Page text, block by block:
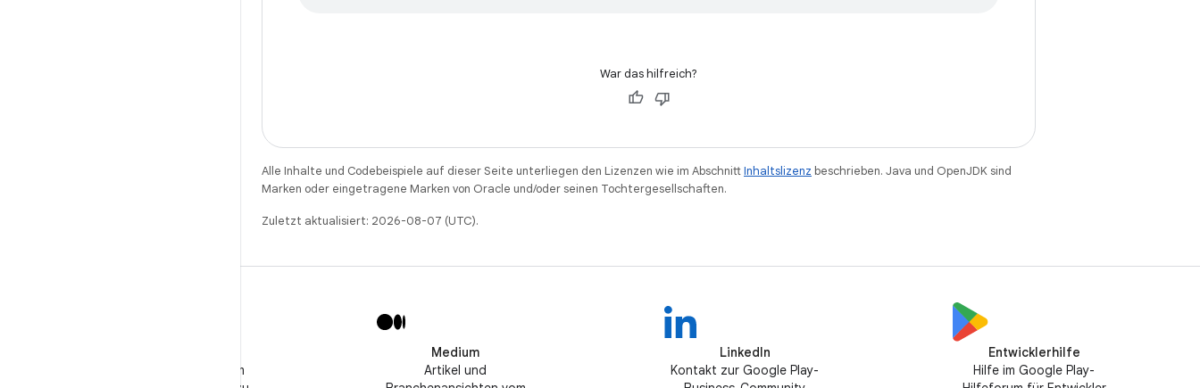
War das hilfreich?
Alle Inhalte und Codebeispiele auf dieser Seite unterliegen den Lizenzen wie im AbschnittInhaltslizenz beschrieben. Java und OpenJDK sind
Marken oder eingetragene Marken von Oracle und/oder seinen Tochtergesellschaften.
Zuletzt aktualisiert: 2026-08-07 (UTC).
Folge @GooglePlayBiz, um
Medium
Artikel und
LinkedIn
Kontakt zur Google Play-
Entwicklerhilfe
Hilfe im Google Play-